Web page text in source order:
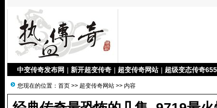
中变传奇发布网 | 新开超变传奇 | 超变传奇网站 | 超级变态传奇
您现在的位置： 首页 >> 超变传奇网站 >> 内容